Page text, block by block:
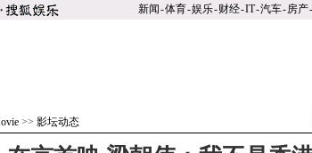
新闻-体育-娱乐-财经-IT-汽车-房产-
>> 影坛动态